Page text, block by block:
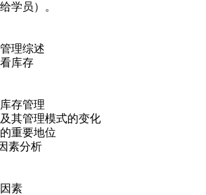
学员）。
理综述
库存
存管理
其管理模式的变化
重要地位
素分析
素